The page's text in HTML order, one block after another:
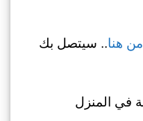
من هنا.. سيتصل بك